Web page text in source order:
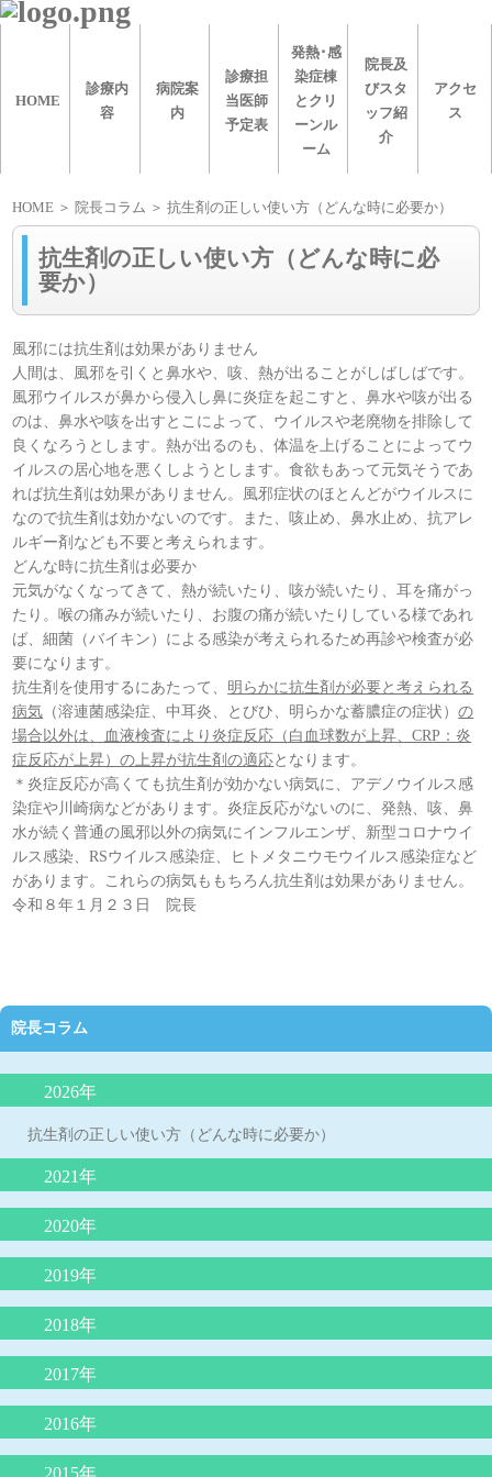
HOME
診療内
容
病院案
内
診療担
当医師
予定表
発熱･感
染症棟
とクリ
ーンル
ーム
院長及
びスタ
ッフ紹
介
アクセ
ス
HOME ＞ 院長コラム ＞ 抗生剤の正しい使い方（どんな時に必要か）
抗生剤の正しい使い方（どんな時に必
要か）
風邪には抗生剤は効果がありません
人間は、風邪を引くと鼻水や、咳、熱が出ることがしばしばです。
風邪ウイルスが鼻から侵入し鼻に炎症を起こすと、鼻水や咳が出る
のは、鼻水や咳を出すとこによって、ウイルスや老廃物を排除して
良くなろうとします。熱が出るのも、体温を上げることによってウ
イルスの居心地を悪くしようとします。食欲もあって元気そうであ
れば抗生剤は効果がありません。風邪症状のほとんどがウイルスに
なので抗生剤は効かないのです。また、咳止め、鼻水止め、抗アレ
ルギー剤なども不要と考えられます。
どんな時に抗生剤は必要か
元気がなくなってきて、熱が続いたり、咳が続いたり、耳を痛がっ
たり。喉の痛みが続いたり、お腹の痛が続いたりしている様であれ
ば、細菌（バイキン）による感染が考えられるため再診や検査が必
要になります。
抗生剤を使用するにあたって、 明らかに抗生剤が必要と考えられる
病気 （溶連菌感染症、中耳炎、とびひ、明らかな蓄膿症の症状）の
場合以外は、血液検査により炎症反応（白血球数が上昇、CRP：炎
症反応が上昇）の上昇が抗生剤の適応となります。
＊炎症反応が高くても抗生剤が効かない病気に、アデノウイルス感
染症や川崎病などがあります。炎症反応がないのに、発熱、咳、鼻
水が続く普通の風邪以外の病気にインフルエンザ、新型コロナウイ
ルス感染、RSウイルス感染症、ヒトメタニウモウイルス感染症など
があります。これらの病気ももちろん抗生剤は効果がありません。
令和８年１月２３日 院長
院長コラム
2026年
抗生剤の正しい使い方（どんな時に必要か）
2021年
夜泣きにLGG乳酸菌（ヨーグルト）が効果的？
外来で３０分で分かるアレルギー検査は本当に信頼できるのか？
院長コラム 「魚アレルギー」
院長コラム アレルギー学会が言っている（積極的に負荷免疫療
院長コラム「魚をたべて蕁麻疹が出たら、魚アレルギーか？』
子宮頸がんワクチンを受けましょう！
2020年
院長コラム「アトピー性皮膚炎の最新知識：プロアクティブ療
法」
院長コラム 「子どもの便秘について」
子どもの微熱とは 院長コラム
院長コラム 令和２年５月号 「赤ちゃんは縦抱っこより、抱きし
められたい！」
2019年
インフルエンザの最新知識
ウイルス性下痢に整腸剤は効果なし
自家栽培のジャガイモの食中毒に注意！
りんご病は何度もかかる？？
抗インフルエンザ薬 新薬ゾフルーザによる「耐性」とはどうい
2018年
苺状血管腫の治療がレーザー治療から内服（プロプラノロール）
治療へ
嘔吐下痢症に、吐き気止めや整腸剤は必要？？
「抗生剤は検査なしで出してはならない」という声明文（日本小
2017年
子どもの肥満と肥満症
シナジス接種します
2016年
赤ちゃんの仙尾部の皮膚のくぼみ
2015年